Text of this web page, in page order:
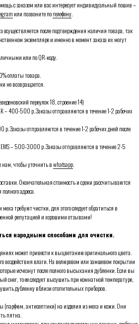
с заказом или вас интересует индивидуальный пошив –
или позвоните потелефону.
осуществляется после подтверждения наличия товара, так
экземпляре и именно в момент заказа их могут
или по QR-коду.
оплаты товара.
не возвращается.
переулок 18, строение 14)
– 400-500 р. Заказы отправляются в течение 1-2 рабочих
Заказы отправляются в течение 1-2 рабочих дней после
ЕMS – 500-3000 р. Заказы отправляются в течение 2-5
нам, чтобы уточнить вwhatsapp.
Окончательная стоимость и сроки рассчитываются
адреса.
требуют чистки, для этого следует обратиться в
репутацией и хорошими отзывами!
народными способами для очистки.
может привести к выцветанию оригинального цвета.
воздействия влаги. На велюровом или замшевом покрытии
исчезнут после полного высыхания дубленки. Если вы
снег, то ее следует высушить при комнатной температуре,
дубленку вблизи отопительных приборов.
(парфюм, антисептики) на изделия из меха и кожи. Они
пятна.